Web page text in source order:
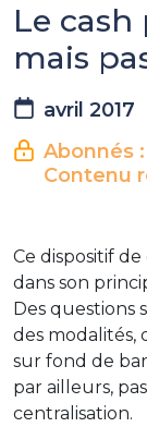
Le
mais
avril 2017
Abonnés
Contenu
Ce dispositif
dans son
Des questions
des modalités,
sur fond de
par ailleurs,
centralisation.